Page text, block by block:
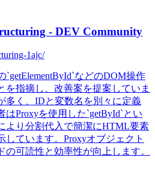
- DEV Community
1ajc/
`getElementById`などのDOM操作
を指摘し、改善案を提案していま
多く、IDと変数名を別々に定義
Proxyを使用した`getById`とい
より分割代入で簡潔にHTML要素
しています。Proxyオブジェクト
の可読性と効率性が向上します。